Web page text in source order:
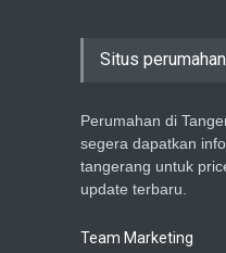
Situs
Perumahan di
segera dapatkan
tangerang untuk
update terbaru.
Team Marketing